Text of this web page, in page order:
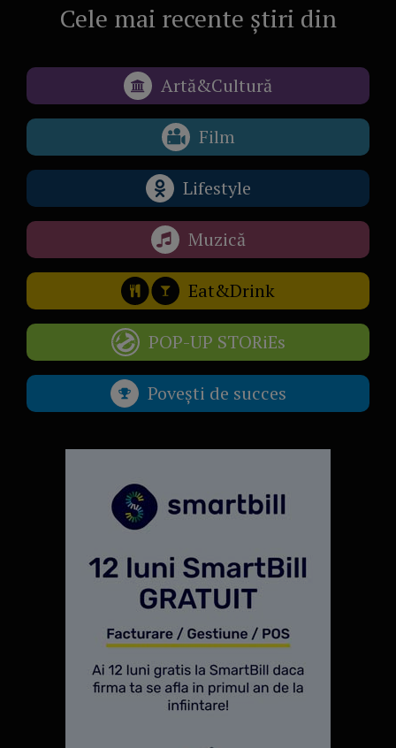
Cele mai recente știri din
Artă&Cultură
Film
Lifestyle
Muzică
Eat&Drink
POP-UP STORiEs
Povești de succes